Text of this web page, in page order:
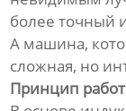
более точный
А машина,
сложная, но
Принцип